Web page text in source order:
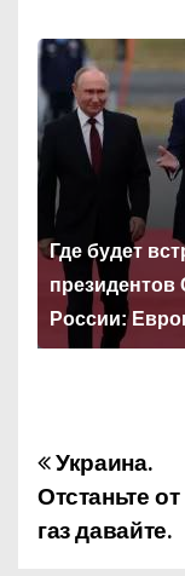
Где будет
России:
Н
а
Украина.
Отстаньте
газ давайте.